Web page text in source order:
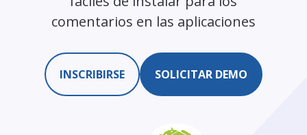
comentarios en las aplicaciones
INSCRIBIRSE SOLICITAR DEMO